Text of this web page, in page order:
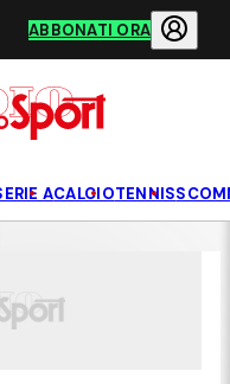
ABBONATI ORA
ACALCIOTENNIS